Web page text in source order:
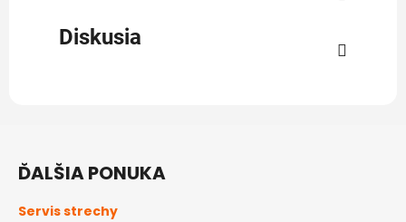
Diskusia
ĎALŠIA PONUKA
Servis strechy